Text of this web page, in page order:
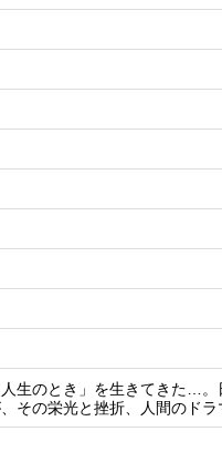
生のとき」を生きてきた…
その栄光と挫折、人間のドラ